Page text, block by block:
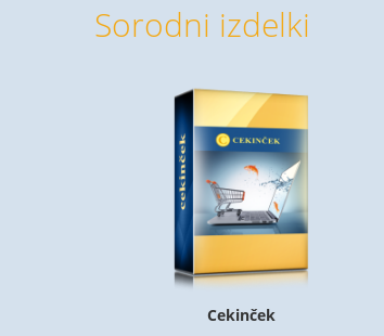
Sorodni izdelki
Cekinček